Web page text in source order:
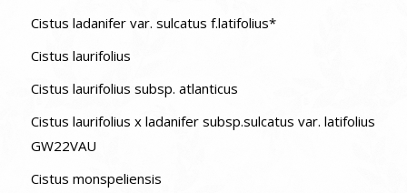
Cistus ladanifer var. sulcatus f.latifolius*
Cistus laurifolius
Cistus laurifolius subsp. atlanticus
Cistus laurifolius x ladanifer subsp.sulcatus var. latifolius
GW22VAU
Cistus monspeliensis